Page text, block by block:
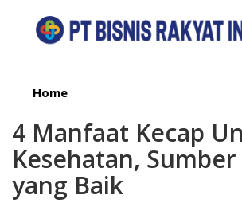
Home
4 Manfaat Kecap
Kesehatan,
yang Baik